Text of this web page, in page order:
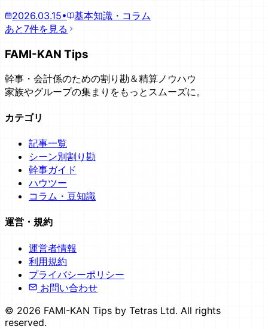
2026.03.15•
基本知識・コラム
あと7件を見る
FAMI-KAN Tips
幹事・会計係のための割り勘＆精算ノウハウ
家族やグループの集まりをもっとスムーズに。
カテゴリ
記事一覧
シーン別割り勘
幹事ガイド
ハウツー
コラム・豆知識
運営・規約
運営者情報
利用規約
プライバシーポリシー
お問い合わせ
© 2026 FAMI-KAN Tips by Tetras Ltd. All rights
reserved.